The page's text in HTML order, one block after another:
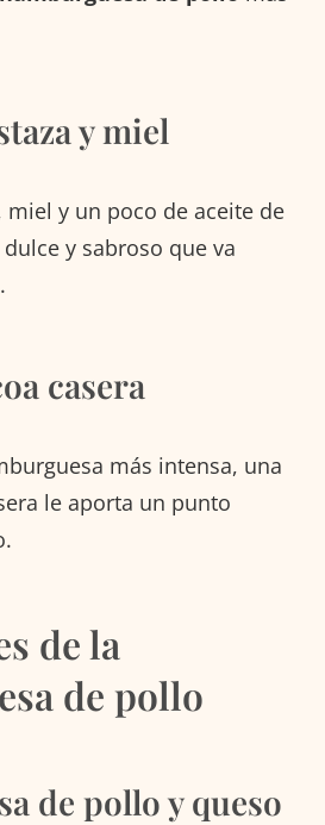
y miel
miel y un poco de aceite de
y sabroso que va
casera
más intensa, una
le aporta un punto
de la
de pollo
de pollo y queso